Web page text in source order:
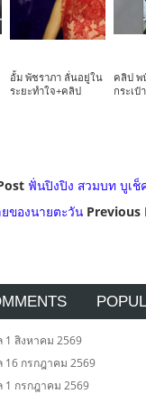
อั้ม พัชราภา ลั่นอยู่ใน
ระยะทำใจ+คลิป
คลิป พ
กระเป๋
ฟั่นปิงปิง สวมบท บูเช็
ของนายตะวัน Previous
1 สิงหาคม 2569
16 กรกฎาคม 2569
1 กรกฎาคม 2569